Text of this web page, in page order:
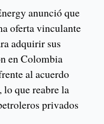
anunció que
oferta vinculante
adquirir sus
en Colombia
al acuerdo
que reabre la
privados